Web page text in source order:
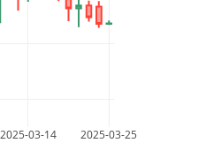
2025-03-14 2025-03-25